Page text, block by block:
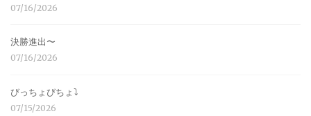
07/16/2026
決勝進出〜
07/16/2026
びっちょびちょ⤵︎
07/15/2026